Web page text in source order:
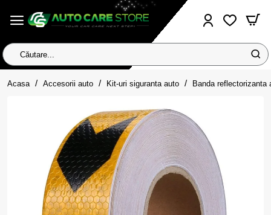
Căutare...
Acasa homeAccesorii auto Kit-uri siguranta auto Banda reflectorizanta